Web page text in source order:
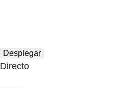
Desplegar
Directo